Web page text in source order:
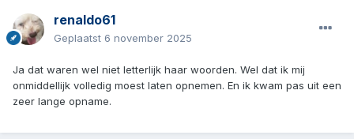
renaldo61
Geplaatst 6 november 2025
Ja dat waren wel niet letterlijk haar woorden. Wel dat ik mij
onmiddellijk volledig moest laten opnemen. En ik kwam pas uit een
zeer lange opname.